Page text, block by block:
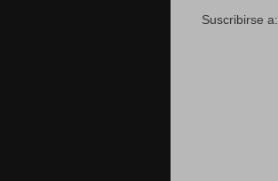
Suscribirse a: